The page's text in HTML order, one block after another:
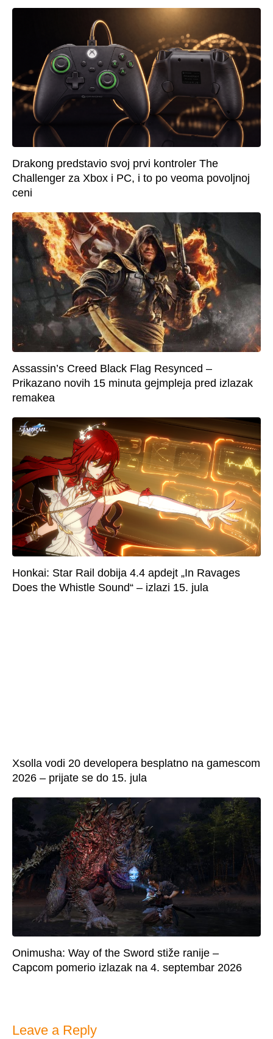
Drakong predstavio svoj prvi kontroler The
Challenger za Xbox i PC, i to po veoma povoljnoj
ceni
Assassin’s Creed Black Flag Resynced –
Prikazano novih 15 minuta gejmpleja pred izlazak
remakea
Honkai: Star Rail dobija 4.4 apdejt „In Ravages
Does the Whistle Sound“ – izlazi 15. jula
Xsolla vodi 20 developera besplatno na gamescom
2026 – prijate se do 15. jula
Onimusha: Way of the Sword stiže ranije –
Capcom pomerio izlazak na 4. septembar 2026
Leave a Reply